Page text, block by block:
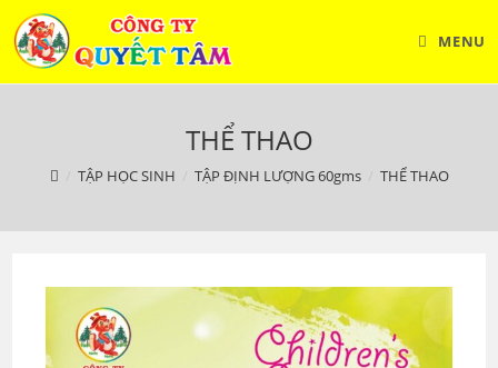
Skip
content
MENU
THỂ THAO
TẬP HỌC SINH TẬP ĐỊNH LƯỢNG 60gms THỂ THAO